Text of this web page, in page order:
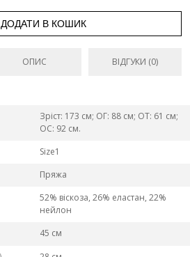
ДОДАТИ В КОШИК
ОПИС ВІДГУКИ (0)
Зріст: 173 см; ОГ: 88 см; ОТ: 61 см;
ОС: 92 см.
Size1
Пряжа
52% віскоза, 26% еластан, 22%
нейлон
45 см